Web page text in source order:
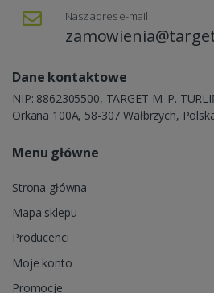
Nasz adres e-mail
Dane kontaktowe
NIP: 8862305500, TARGET M. P.
Orkana 100A, 58-307 Wałbrzych,
Menu główne
Strona główna
Mapa sklepu
Producenci
Moje konto
Promocje